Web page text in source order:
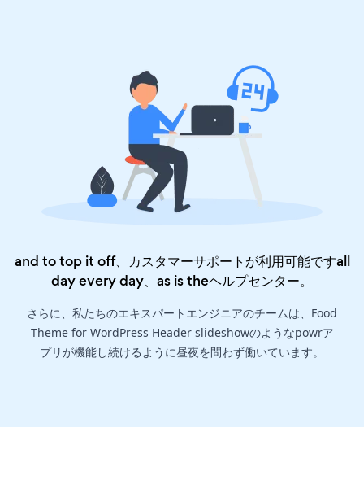
and to top it off、カスタマーサポートが利用可能ですall
day every day、as is theヘルプセンター。
さらに、私たちのエキスパートエンジニアのチームは、Food
Theme for WordPress Header slideshowのようなpowrア
プリが機能し続けるように昼夜を問わず働いています。